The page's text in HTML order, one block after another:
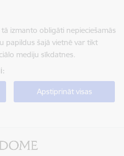
izmanto obligāti nepieciešamās
papildus šajā vietnē var tikt
mediju sīkdatnes.
Apstiprināt visas